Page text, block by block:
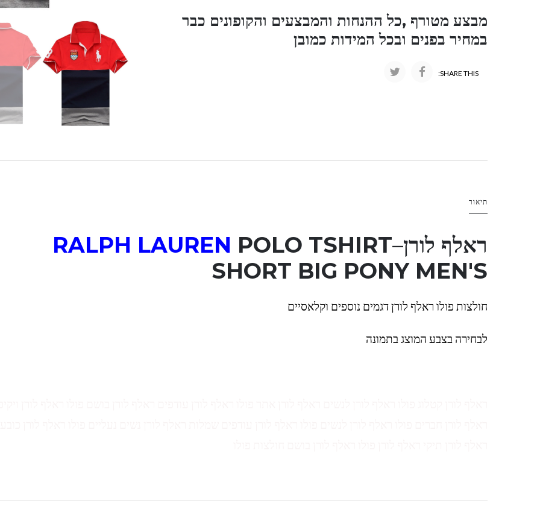
מבצע מטורף ,כל ההנחות והמבצעים והקופונים כבר
במחיר בפנים ובכל המידות כמובן
SHARE THIS:
תיאור
ראלף לורן–
RALPH LAUREN POLO TSHIRT
SHORT BIG PONY MEN'S
חולצות פולו ראלף לורן דגמים נוספים וקלאסיים
לבחירה בצבע המוצג בתמונה